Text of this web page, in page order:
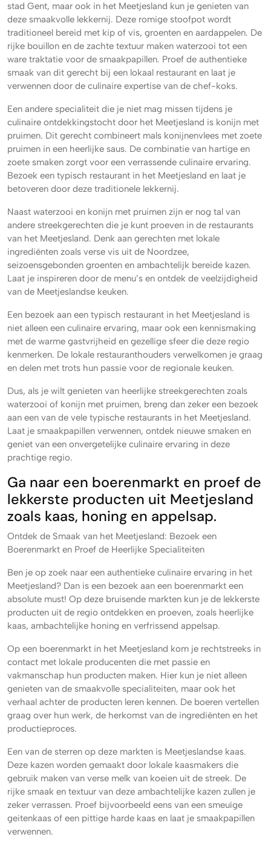
stad Gent, maar ook in het Meetjesland kun je genieten van
deze smaakvolle lekkernij. Deze romige stoofpot wordt
traditioneel bereid met kip of vis, groenten en aardappelen. De
rijke bouillon en de zachte textuur maken waterzooi tot een
ware traktatie voor de smaakpapillen. Proef de authentieke
smaak van dit gerecht bij een lokaal restaurant en laat je
verwennen door de culinaire expertise van de chef-koks.
Een andere specialiteit die je niet mag missen tijdens je
culinaire ontdekkingstocht door het Meetjesland is konijn met
pruimen. Dit gerecht combineert mals konijnenvlees met zoete
pruimen in een heerlijke saus. De combinatie van hartige en
zoete smaken zorgt voor een verrassende culinaire ervaring.
Bezoek een typisch restaurant in het Meetjesland en laat je
betoveren door deze traditionele lekkernij.
Naast waterzooi en konijn met pruimen zijn er nog tal van
andere streekgerechten die je kunt proeven in de restaurants
van het Meetjesland. Denk aan gerechten met lokale
ingrediënten zoals verse vis uit de Noordzee,
seizoensgebonden groenten en ambachtelijk bereide kazen.
Laat je inspireren door de menu’s en ontdek de veelzijdigheid
van de Meetjeslandse keuken.
Een bezoek aan een typisch restaurant in het Meetjesland is
niet alleen een culinaire ervaring, maar ook een kennismaking
met de warme gastvrijheid en gezellige sfeer die deze regio
kenmerken. De lokale restauranthouders verwelkomen je graag
en delen met trots hun passie voor de regionale keuken.
Dus, als je wilt genieten van heerlijke streekgerechten zoals
waterzooi of konijn met pruimen, breng dan zeker een bezoek
aan een van de vele typische restaurants in het Meetjesland.
Laat je smaakpapillen verwennen, ontdek nieuwe smaken en
geniet van een onvergetelijke culinaire ervaring in deze
prachtige regio.
Ga naar een boerenmarkt en proef de
lekkerste producten uit Meetjesland
zoals kaas, honing en appelsap.
Ontdek de Smaak van het Meetjesland: Bezoek een
Boerenmarkt en Proef de Heerlijke Specialiteiten
Ben je op zoek naar een authentieke culinaire ervaring in het
Meetjesland? Dan is een bezoek aan een boerenmarkt een
absolute must! Op deze bruisende markten kun je de lekkerste
producten uit de regio ontdekken en proeven, zoals heerlijke
kaas, ambachtelijke honing en verfrissend appelsap.
Op een boerenmarkt in het Meetjesland kom je rechtstreeks in
contact met lokale producenten die met passie en
vakmanschap hun producten maken. Hier kun je niet alleen
genieten van de smaakvolle specialiteiten, maar ook het
verhaal achter de producten leren kennen. De boeren vertellen
graag over hun werk, de herkomst van de ingrediënten en het
productieproces.
Een van de sterren op deze markten is Meetjeslandse kaas.
Deze kazen worden gemaakt door lokale kaasmakers die
gebruik maken van verse melk van koeien uit de streek. De
rijke smaak en textuur van deze ambachtelijke kazen zullen je
zeker verrassen. Proef bijvoorbeeld eens van een smeuïge
geitenkaas of een pittige harde kaas en laat je smaakpapillen
verwennen.